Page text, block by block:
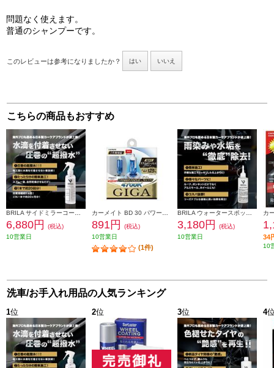
問題なく使えます。
普通のシャンプーです。
このレビューは参考になりましたか？ はい いいえ
こちらの商品もおすすめ
6,880円
(税込)
10営業日
891円
(税込)
10営業日
(1件)
3,180円
(税込)
10営業日
34
10
洗車/お手入れ用品の人気ランキング
1位 2位 3位 4